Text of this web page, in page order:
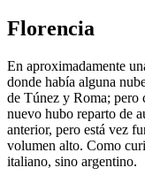
Florencia
En aproximadamente
donde había alguna
de Túnez y Roma; pero
nuevo hubo reparto de
anterior, pero está vez
volumen alto. Como
italiano, sino argentino.